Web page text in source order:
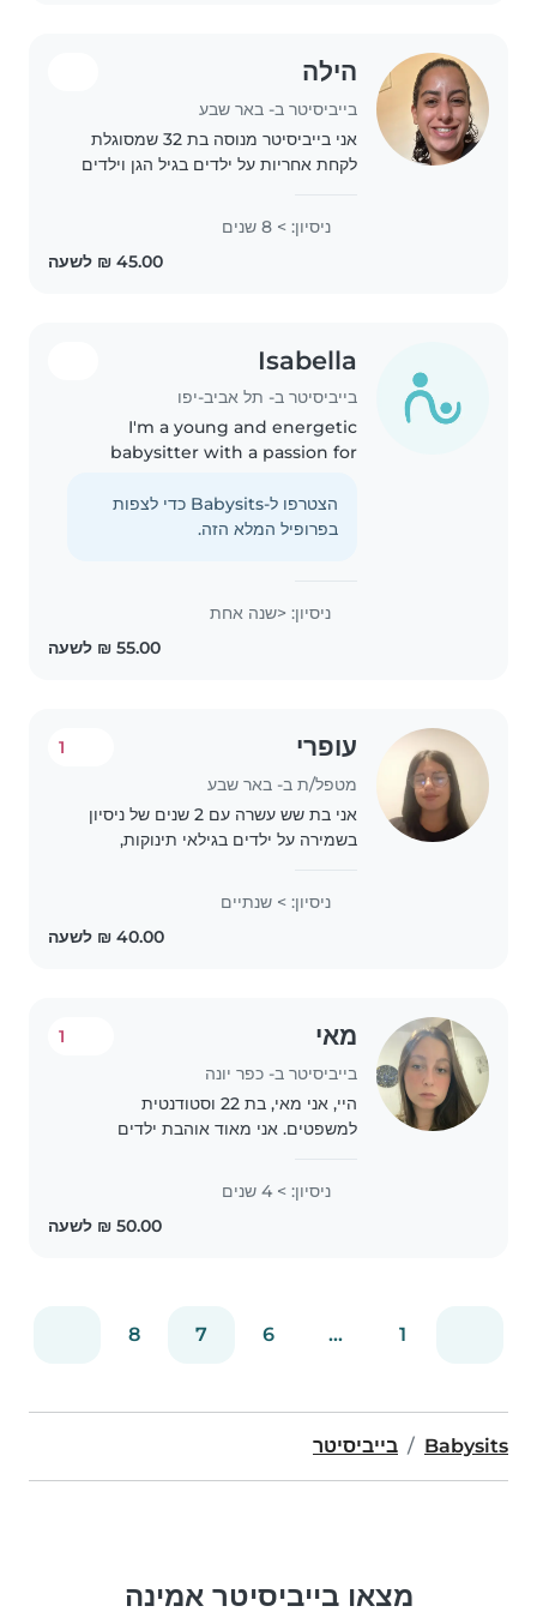
הילה
בייביסיטר ב- באר שבע
אני בייביסיטר מנוסה בת 32 שמסוגלת
לקחת אחריות על ילדים בגיל הגן וילדים
ניסיון: > 8 שנים
Isabella
בייביסיטר ב- תל אביב-יפו
I'm a young and energetic
babysitter with a passion for
teenagers. I'm fluent in English,
French, and Spanish, and I love
הצטרפו ל-Babysits כדי לצפות
בפרופיל המלא הזה.
ניסיון: <שנה אחת
עופרי
מטפל/ת ב- באר שבע
1
אני בת שש עשרה עם 2 שנים של ניסיון
בשמירה על ילדים בגילאי תינוקות,
למרות שאין לי השכלה רשמית, אני מאוד
ניסיון: > שנתיים
מאי
בייביסיטר ב- כפר יונה
1
היי, אני מאי, בת 22 וסטודנטית
למשפטים. אני מאוד אוהבת ילדים
בנוסף, אני מאוד אוהבת חיות מחמד- כך
ניסיון: > 4 שנים
1
...
6
7
8
Babysits בייביסיטר
מצאו בייביסיטר אמינה